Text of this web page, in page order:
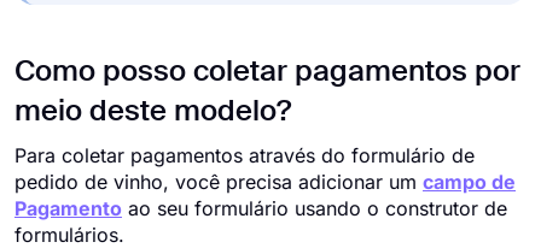
Como posso coletar pagamentos por
meio deste modelo?
Para coletar pagamentos através do formulário de
pedido de vinho, você precisa adicionar um campo de
Pagamento ao seu formulário usando o construtor de
formulários.